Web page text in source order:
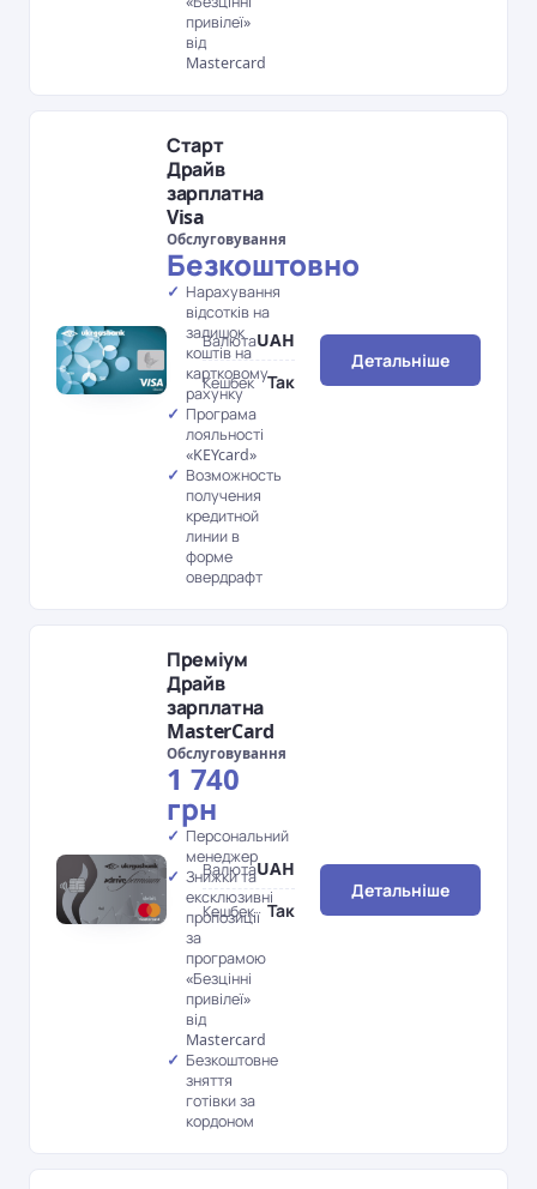
привілеї»
від
Mastercard
Старт
Драйв
зарплатна
Visa
Обслуговування
Безкоштовно
Нарахування
відсотків на
залишок
коштів на
картковому
рахунку
Програма
лояльності
«KEYcard»
Возможность
получения
кредитной
линии в
форме
овердрафт
ВалютаUAH
Кешбек Так
Детальніше
Преміум
Драйв
зарплатна
MasterCard
Обслуговування
1 740
грн
Персональний
менеджер
Знижки та
ексклюзивні
пропозиції
за
програмою
«Безцінні
привілеї»
від
Mastercard
Безкоштовне
зняття
готівки за
кордоном
ВалютаUAH
Кешбек Так
Детальніше